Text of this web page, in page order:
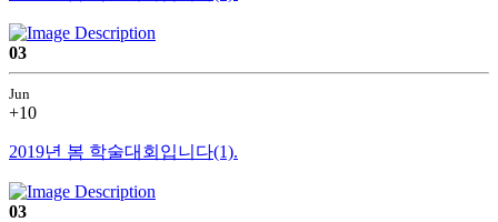
03
Jun
+10
2019년 봄 학술대회입니다(1).
03